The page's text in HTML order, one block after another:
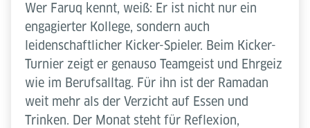
Wer Faruq kennt, weiß: Er ist nicht nur ein
engagierter Kollege, sondern auch
leidenschaftlicher Kicker-Spieler. Beim Kicker-
Turnier zeigt er genauso Teamgeist und Ehrgeiz
wie im Berufsalltag. Für ihn ist der Ramadan
weit mehr als der Verzicht auf Essen und
Trinken. Der Monat steht für Reflexion,